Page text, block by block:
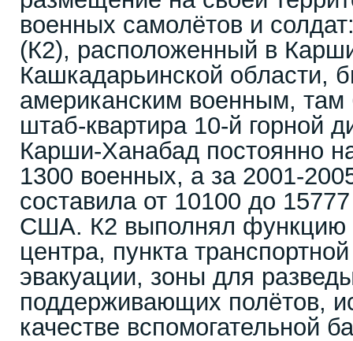
военных самолётов и
(К2), расположенный в
Кашкадарьинской области,
американским военным,
штаб-квартира 10-й горной
Карши-Ханабад постоянно
1300 военных, а за 2001-
составила от 10100 до
США. К2 выполнял функцию
центра, пункта
эвакуации, зоны для
поддерживающих полётов,
качестве вспомогательной